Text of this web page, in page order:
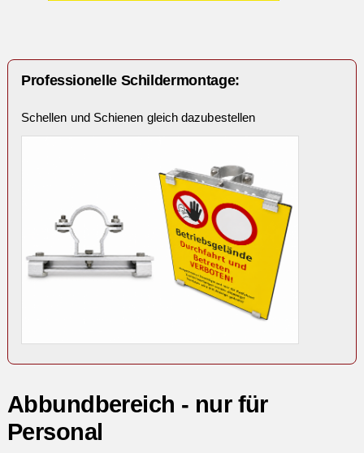
Professionelle Schildermontage:
Schellen und Schienen gleich dazubestellen
Abbundbereich - nur für
Personal